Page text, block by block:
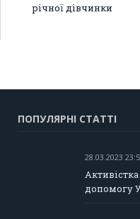
річної дівчинки
ПОПУЛЯРНІ СТАТТІ
28.03.2023
допомогу